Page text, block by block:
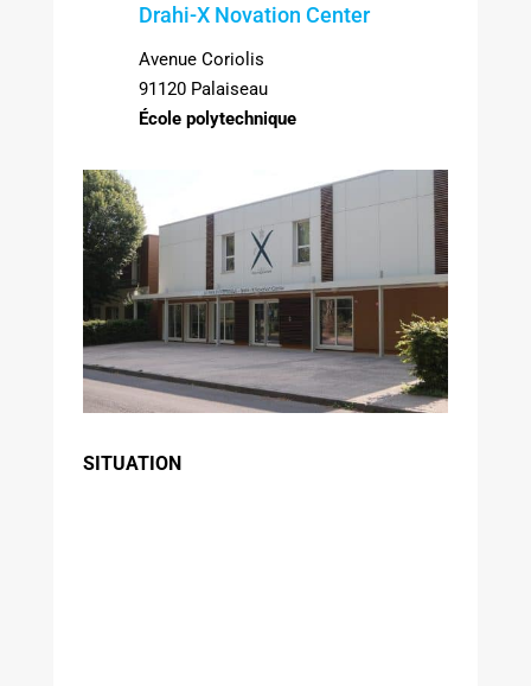
Drahi-X Novation Center
Avenue Coriolis
91120 Palaiseau
École polytechnique
SITUATION